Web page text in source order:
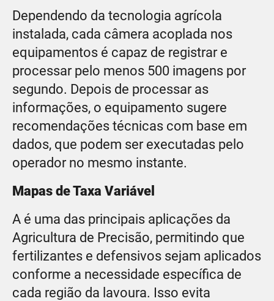
Dependendo da tecnologia agrícola
instalada, cada câmera acoplada nos
equipamentos é capaz de registrar e
processar pelo menos 500 imagens por
segundo. Depois de processar as
informações, o equipamento sugere
recomendações técnicas com base em
dados, que podem ser executadas pelo
operador no mesmo instante.
Mapas de Taxa Variável
A é uma das principais aplicações da
Agricultura de Precisão, permitindo que
fertilizantes e defensivos sejam aplicados
conforme a necessidade específica de
cada região da lavoura. Isso evita